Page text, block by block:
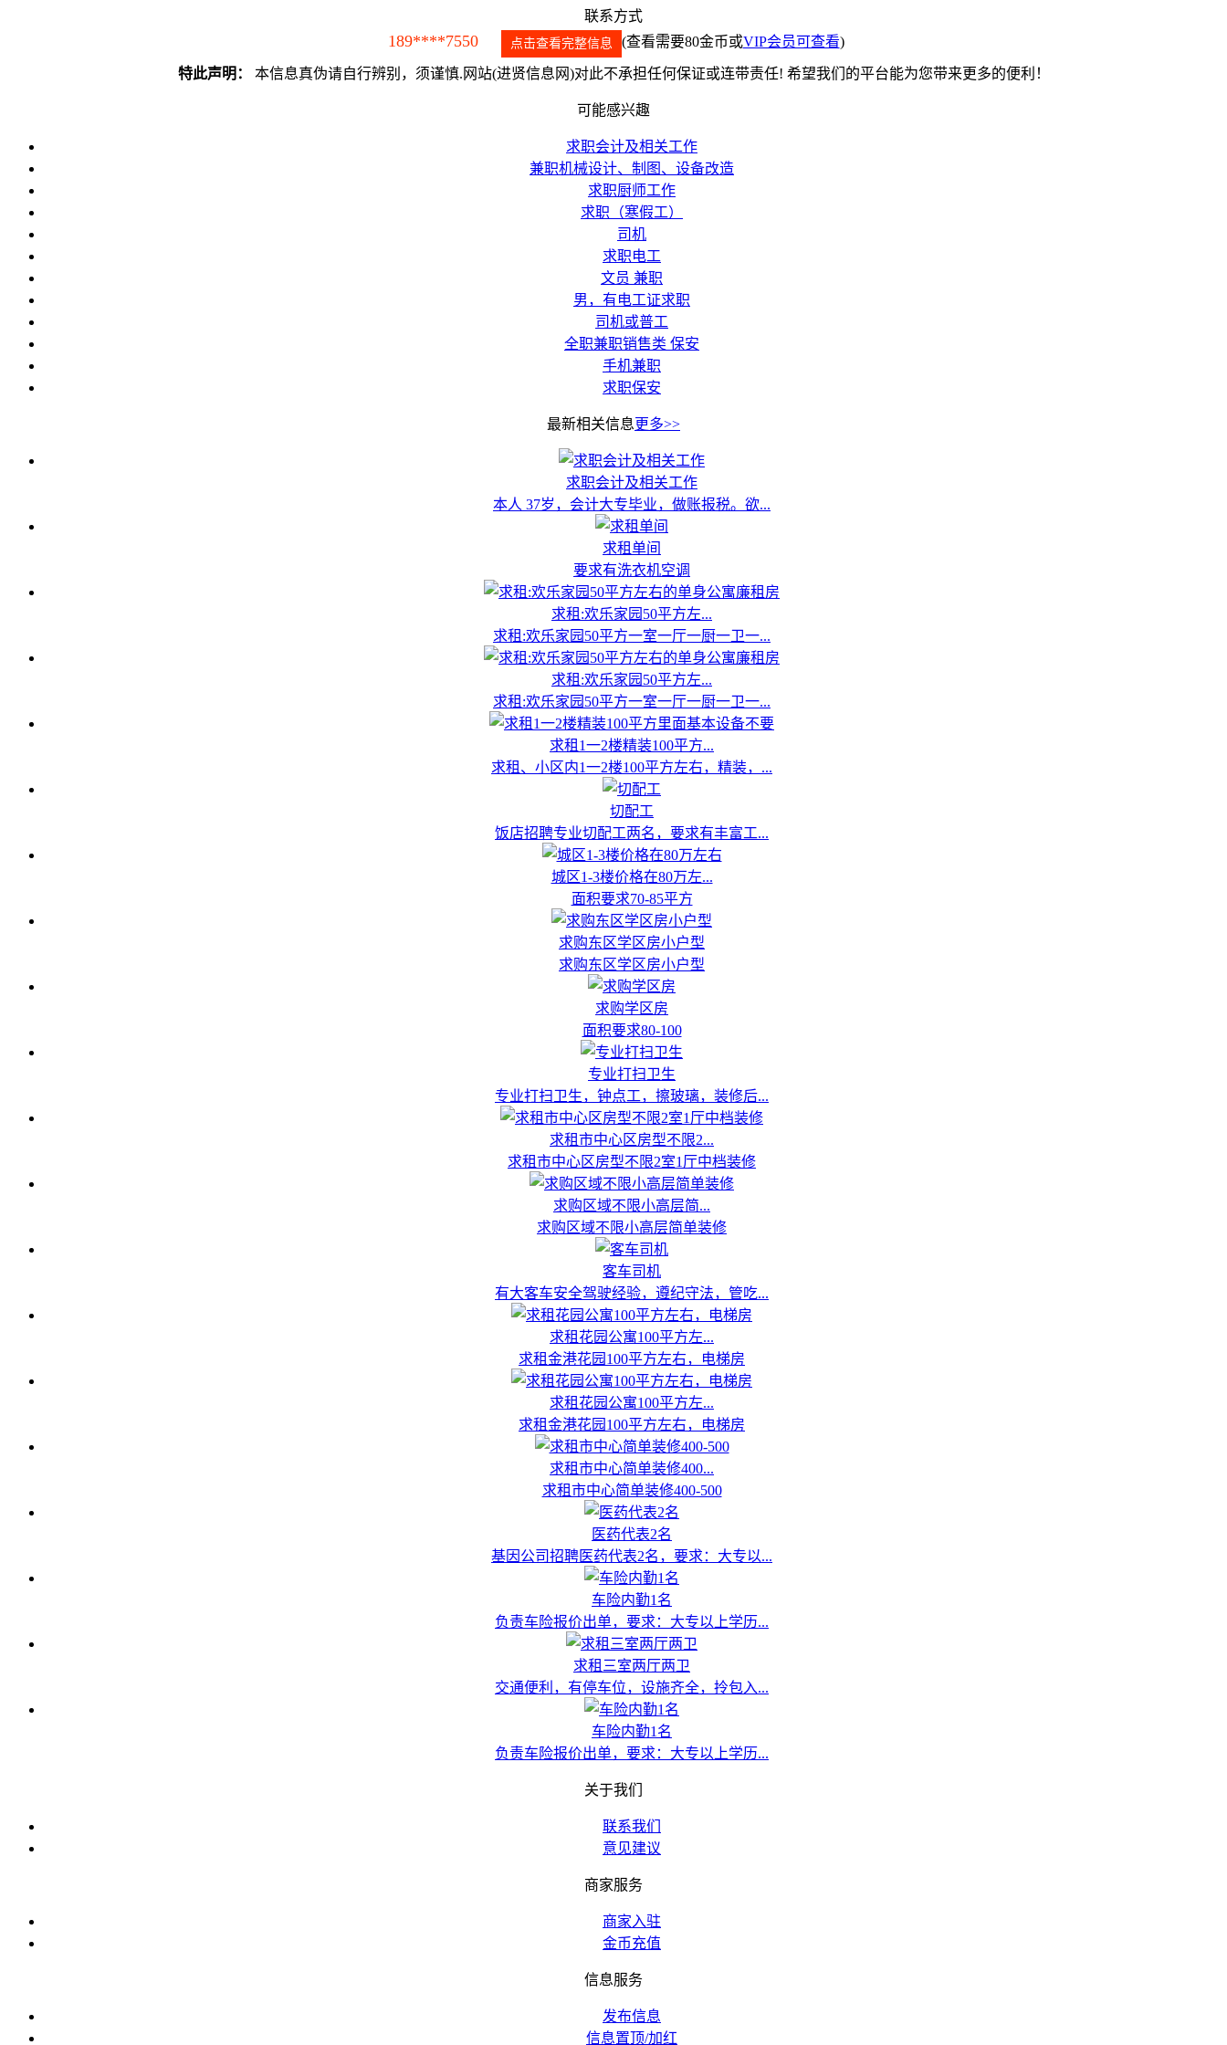
联系方式
189****7550 点击查看完整信息 (查看需要80金币或VIP会员可查看)
特此声明： 本信息真伪请自行辨别，须谨慎.网站(进贤信息网)对此不承担任何保证或连带责任! 希望我们的平台能为您带来更多的便利！
可能感兴趣
求职会计及相关工作
兼职机械设计、制图、设备改造
求职厨师工作
求职（寒假工）
司机
求职电工
文员 兼职
男，有电工证求职
司机或普工
全职兼职销售类 保安
手机兼职
求职保安
最新相关信息更多>>
求职会计及相关工作
本人 37岁，会计大专毕业，做账报税。欲...
求租单间
要求有洗衣机空调
求租:欢乐家园50平方左...
求租:欢乐家园50平方一室一厅一厨一卫一...
求租:欢乐家园50平方左...
求租:欢乐家园50平方一室一厅一厨一卫一...
求租1一2楼精装100平方...
求租、小区内1一2楼100平方左右，精装，...
切配工
饭店招聘专业切配工两名，要求有丰富工...
城区1-3楼价格在80万左...
面积要求70-85平方
求购东区学区房小户型
求购东区学区房小户型
求购学区房
面积要求80-100
专业打扫卫生
专业打扫卫生，钟点工，擦玻璃，装修后...
求租市中心区房型不限2...
求租市中心区房型不限2室1厅中档装修
求购区域不限小高层简...
求购区域不限小高层简单装修
客车司机
有大客车安全驾驶经验，遵纪守法，管吃...
求租花园公寓100平方左...
求租金港花园100平方左右，电梯房
求租花园公寓100平方左...
求租金港花园100平方左右，电梯房
求租市中心简单装修400...
求租市中心简单装修400-500
医药代表2名
基因公司招聘医药代表2名，要求：大专以...
车险内勤1名
负责车险报价出单，要求：大专以上学历...
求租三室两厅两卫
交通便利，有停车位，设施齐全，拎包入...
车险内勤1名
负责车险报价出单，要求：大专以上学历...
关于我们
联系我们
意见建议
商家服务
商家入驻
金币充值
信息服务
发布信息
信息置顶/加红